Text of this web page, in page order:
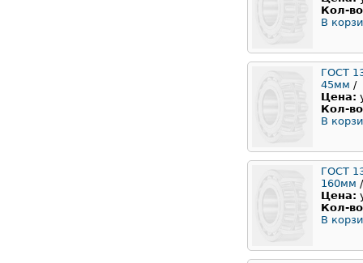
Кол-
В
ГОСТ
45мм /
Цена:
Кол-
В
ГОСТ
160мм /
Цена:
Кол-
В